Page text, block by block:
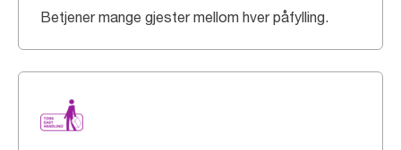
Betjener mange gjester mellom hver påfylling.